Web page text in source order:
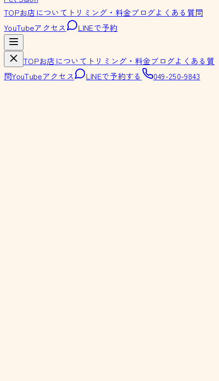
TOPお店について トリミング・料金ブログよくある質問
YouTubeアクセス LINEで予約
TOPお店について トリミング・料金ブログよくある質
問YouTubeアクセス LINEで予約する 049-250-9843